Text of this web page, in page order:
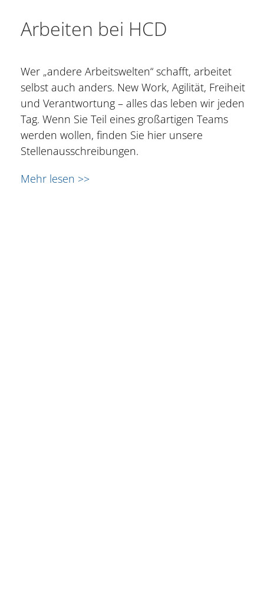
Arbeiten bei HCD
Wer „andere Arbeitswelten“ schafft, arbeitet
selbst auch anders. New Work, Agilität, Freiheit
und Verantwortung – alles das leben wir jeden
Tag. Wenn Sie Teil eines großartigen Teams
werden wollen, finden Sie hier unsere
Stellenausschreibungen.
Mehr lesen >>